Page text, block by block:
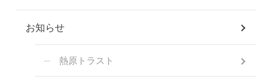
お知らせ
熱原トラスト